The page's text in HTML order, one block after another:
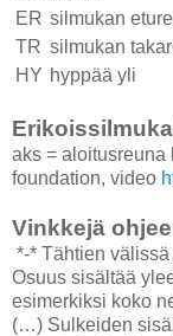
ER silmukan
TR silmukan
HY hyppää yli
aks =
foundation, video
Vinkkejä
*-* Tähtien
Osuus sisältää
esimerkiksi koko
(…) Sulkeiden